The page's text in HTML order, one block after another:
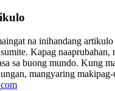
na inihandang artikulo
Kapag
sa buong mundo. Kung
mangyaring makipag-